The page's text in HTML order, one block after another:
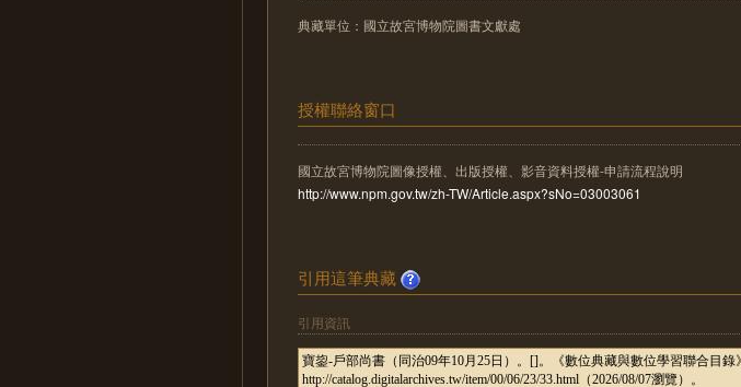
典藏單位：國立故宮博物院圖書文獻處
授權聯絡窗口
國立故宮博物院圖像授權、出版授權、影音資料授權-申請流程說明
http://www.npm.gov.tw/zh-TW/Article.aspx?sNo=03003061
引用這筆典藏
引用資訊